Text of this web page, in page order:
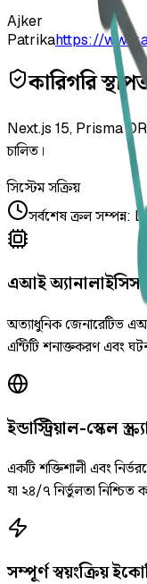
Ajker
Patrikahttps://
কারিগরি
Next.js 15, Prisma
চালিত।
সিস্টেম সক্রিয়
সর্বশেষ ক্রল সম্পন্ন:
এআই অ্যানালাইসিস
অত্যাধুনিক জেনারেটিভ
এন্টিটি শনাক্তকরণ এবং
ইন্ডাস্ট্রিয়াল-স্কেল
একটি শক্তিশালী এবং
যা ২৪/৭ নির্ভুলতা নিশ্চিত
সম্পূর্ণ স্বয়ংক্রিয়